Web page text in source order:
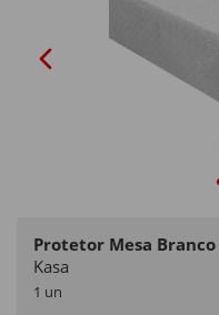
Protetor Mesa Branco
Kasa
1 un